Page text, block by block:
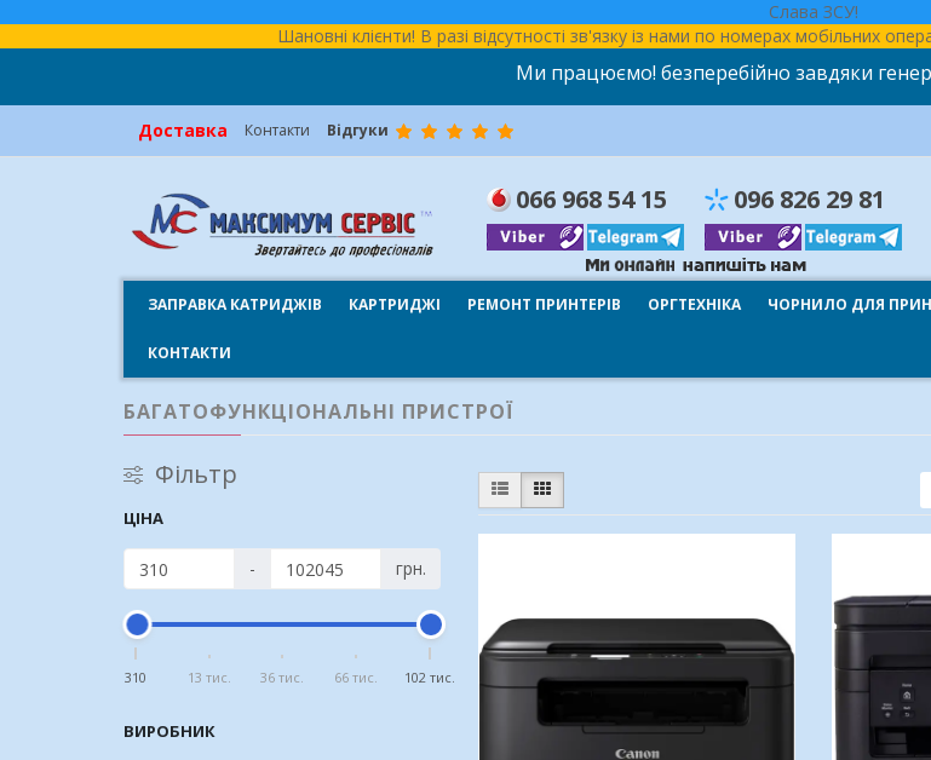
Слава ЗСУ!
Шановні клієнти! В разі відсутності зв'язку із нами по номерах мобільних
Ми працюємо! безперебійно завдяки
Доставка Контакти Відгуки
066 968 54 15 096 826 29 81
ЗАПРАВКА КАТРИДЖІВ КАРТРИДЖІ РЕМОНТ ПРИНТЕРІВ ОРГТЕХНІКА ЧОРНИЛО ДЛЯ
КОНТАКТИ
БАГАТОФУНКЦІОНАЛЬНІ ПРИСТРОЇ
Фільтр
ЦІНА
- грн.
310 13 тис. 36 тис. 66 тис. 102 тис.
ВИРОБНИК